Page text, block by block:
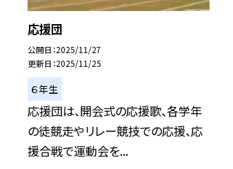
応援団
公開日 2025/11/27
更新日 2025/11/25
６年生
応援団は、開会式の応援歌、各学年
の徒競走やリレー競技での応援、応
援合戦で運動会を...